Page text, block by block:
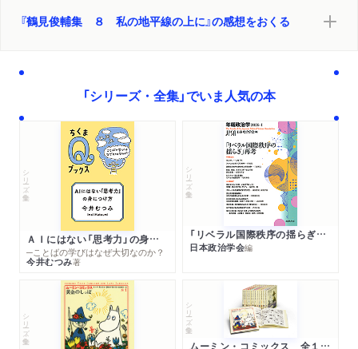
『鶴見俊輔集 ８ 私の地平線の上に』の感想をおくる
「シリーズ・全集」でいま人気の本
シリーズ・全集
ＡＩにはない「思考力」の身につけ方
─ことばの学びはなぜ大切なのか？
今井むつみ著
シリーズ・全集
「リベラル国際秩序の揺らぎ」再考 年報政治学２０２６‐Ⅰ
日本政治学会編
シリーズ・全集 シリーズ・全集
ムーミン・コミックス 全１４巻セット